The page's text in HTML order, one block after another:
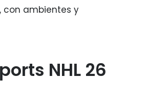
, con ambientes y
NHL 26